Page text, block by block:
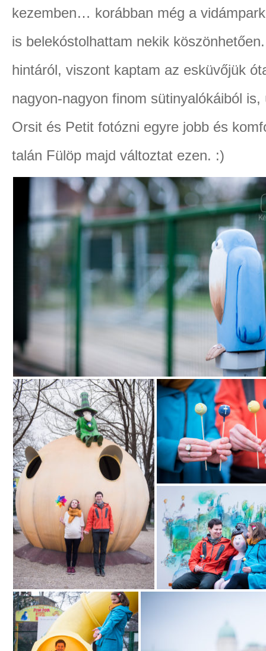
kezemben… korábban még a
is belekóstolhattam nekik
hintáról, viszont kaptam az esküvőjük
nagyon-nagyon finom sütinyalókáiból
Orsit és Petit fotózni egyre jobb és
talán Fülöp majd változtat ezen. :)